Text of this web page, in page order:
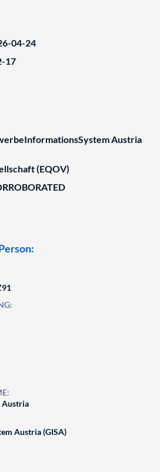
04-24
17
Austria
(EQOV)
Austria
Austria (GISA)